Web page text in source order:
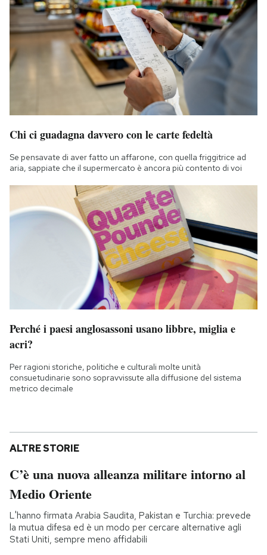
Chi ci guadagna davvero con le carte fedeltà
Se pensavate di aver fatto un affarone, con quella friggitrice ad
aria, sappiate che il supermercato è ancora più contento di voi
Perché i paesi anglosassoni usano libbre, miglia e
acri?
Per ragioni storiche, politiche e culturali molte unità
consuetudinarie sono sopravvissute alla diffusione del sistema
metrico decimale
ALTRE STORIE
C’è una nuova alleanza militare intorno al
Medio Oriente
L'hanno firmata Arabia Saudita, Pakistan e Turchia: prevede
la mutua difesa ed è un modo per cercare alternative agli
Stati Uniti, sempre meno affidabili